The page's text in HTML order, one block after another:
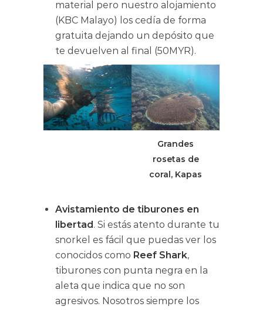
material pero nuestro alojamiento
(KBC Malayo) los cedía de forma
gratuita dejando un depósito que
te devuelven al final (50MYR).
Grandes
rosetas de
coral, Kapas
Avistamiento de tiburones en
libertad. Si estás atento durante tu
snorkel es fácil que puedas ver los
conocidos como Reef Shark,
tiburones con punta negra en la
aleta que indica que no son
agresivos. Nosotros siempre los